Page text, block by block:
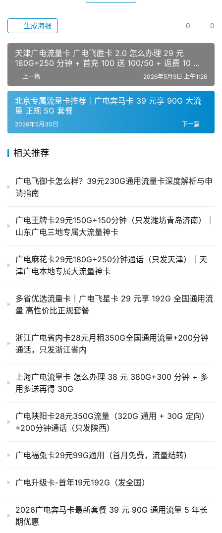
0 0
生成海报
天津广电流量卡 广电飞胜卡 2.0 怎么办理 29 元
180G+250 分钟 + 首充 100 送 100/50 + 返费 10 个
上一篇 2026年5月9日 上午1:26
北京专属流量卡推荐｜广电奔马卡 39 元享 90G 大流
量 正规 5G 套餐
下一篇
2026年5月30日
相关推荐
广电飞御卡怎么样？39元230G通用流量卡深度解析与申
请指南
广电王牌卡29元150G+150分钟（只发潍坊青岛济南）｜
山东广电三地专属大流量神卡
广电麻花卡29元180G+250分钟通话（只发天津）｜天
津广电本地专属大流量神卡
多省优选流量卡｜广电飞星卡 29 元享 192G 全国通用流
量 高性价比正规套餐
浙江广电省内卡28元月租350G全国通用流量+200分钟
通话，只发浙江省内
上海广电流量卡 怎么办理 38 元 380G+300 分钟 + 多
用多送再得 30G
广电陕阳卡28元350G流量（320G 通用 + 30G 定向）
+200分钟通话（只发陕西）
广电福兔卡29元99G通用（首月免费，流量结转)
广电升级卡-首年19元192G（发全国）
2026广电奔马卡最新套餐 39 元 90G 通用流量 5 年长
期优惠